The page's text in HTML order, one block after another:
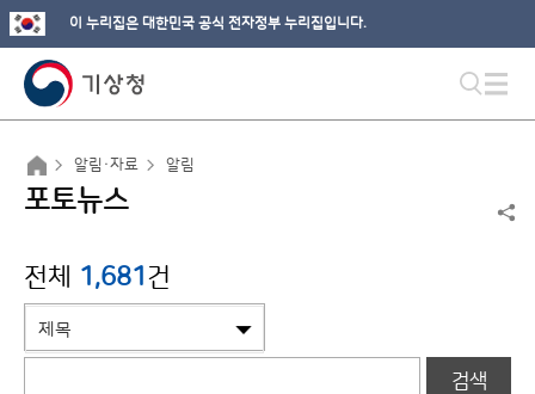
이 누리집은 대한민국 공식 전자정부 누리집입니다.
알림·자료 알림
포토뉴스
전체 1,681건
검색